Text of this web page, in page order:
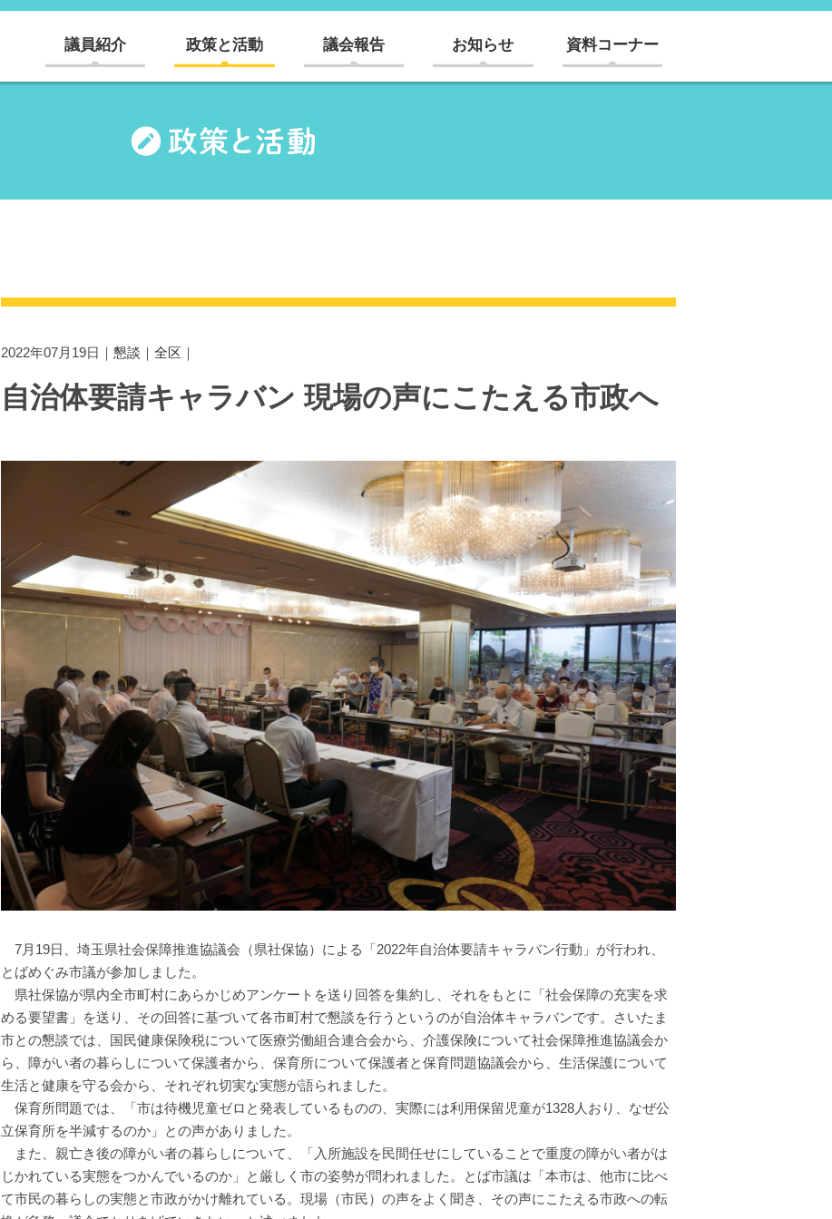
議員紹介 政策と活動 議会報告 お知らせ 資料コーナー
2022年07月19日｜ 懇談 ｜ 全区 ｜
自治体要請キャラバン 現場の声にこたえる市政へ
7月19日、埼玉県社会保障推進協議会（県社保協）による「2022年自治体要請キャラバン行動」が行われ、
とばめぐみ市議が参加しました。
県社保協が県内全市町村にあらかじめアンケートを送り回答を集約し、それをもとに「社会保障の充実を求
める要望書」を送り、その回答に基づいて各市町村で懇談を行うというのが自治体キャラバンです。さいたま
市との懇談では、国民健康保険税について医療労働組合連合会から、介護保険について社会保障推進協議会か
ら、障がい者の暮らしについて保護者から、保育所について保護者と保育問題協議会から、生活保護について
生活と健康を守る会から、それぞれ切実な実態が語られました。
保育所問題では、「市は待機児童ゼロと発表しているものの、実際には利用保留児童が1328人おり、なぜ公
立保育所を半減するのか」との声がありました。
また、親亡き後の障がい者の暮らしについて、「入所施設を民間任せにしていることで重度の障がい者がは
じかれている実態をつかんでいるのか」と厳しく市の姿勢が問われました。とば市議は「本市は、他市に比べ
て市民の暮らしの実態と市政がかけ離れている。現場（市民）の声をよく聞き、その声にこたえる市政への転